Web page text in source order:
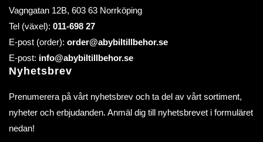
Vagngatan 12B, 603 63 Norrköping
Tel (växel): 011-698 27
E-post (order): order@abybiltillbehor.se
E-post: info@abybiltillbehor.se
Nyhetsbrev
Prenumerera på vårt nyhetsbrev och ta del av vårt sortiment,
nyheter och erbjudanden. Anmäl dig till nyhetsbrevet i formuläret
nedan!